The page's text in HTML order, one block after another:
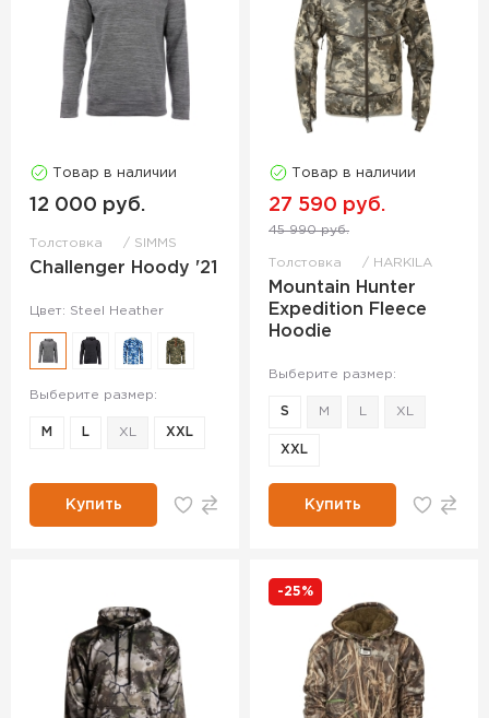
Товар в наличии
12 000 руб.
Толстовка SIMMS
Challenger Hoody '21
Цвет: Steel Heather
Выберите размер:
M L XL XXL
Купить
Товар в наличии
27 590 руб.
45 990 руб.
Толстовка HARKILA
Mountain Hunter
Expedition Fleece
Hoodie
Выберите размер:
S M XL
XXL
Купить
-25%